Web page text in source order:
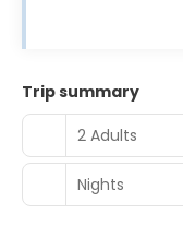
Trip summary
2 Adults
Nights